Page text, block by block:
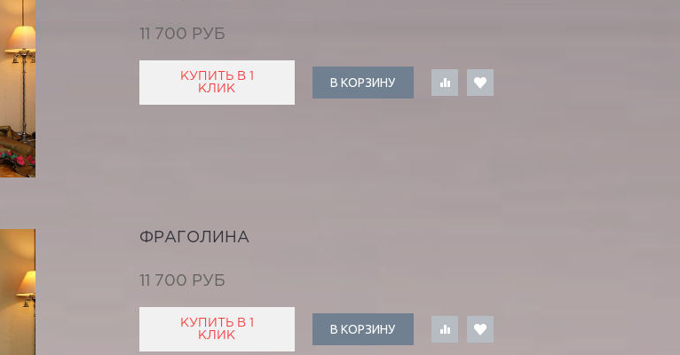
11 700 РУБ
КУПИТЬ В 1
КЛИК
В КОРЗИНУ
ФРАГОЛИНА
11 700 РУБ
КУПИТЬ В 1
КЛИК
В КОРЗИНУ